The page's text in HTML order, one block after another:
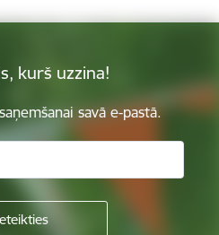
kurš uzzina!
savā e-pastā.